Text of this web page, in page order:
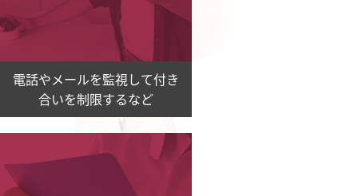
電話やメールを監視して付き
合いを制限するなど